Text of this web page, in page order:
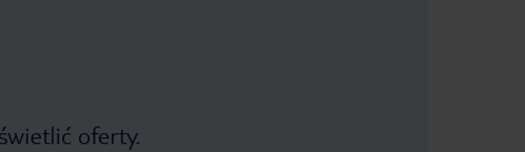
oferty.